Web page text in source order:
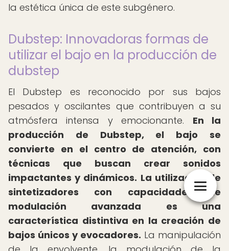
la estética única de este subgénero.
Dubstep: Innovadoras formas de
utilizar el bajo en la producción de
dubstep
El Dubstep es reconocido por sus bajos
pesados y oscilantes que contribuyen a su
atmósfera intensa y emocionante. En la
producción de Dubstep, el bajo se
convierte en el centro de atención, con
técnicas que buscan crear sonidos
impactantes y dinámicos. La utilización de
sintetizadores con capacidades de
modulación avanzada es una
característica distintiva en la creación de
bajos únicos y evocadores. La manipulación